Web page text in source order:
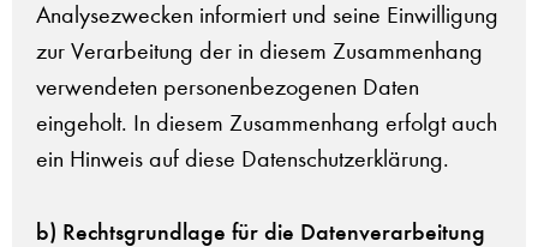
Analysezwecken informiert und seine Einwilligung
zur Verarbeitung der in diesem Zusammenhang
verwendeten personenbezogenen Daten
eingeholt. In diesem Zusammenhang erfolgt auch
ein Hinweis auf diese Datenschutzerklärung.
b) Rechtsgrundlage für die Datenverarbeitung